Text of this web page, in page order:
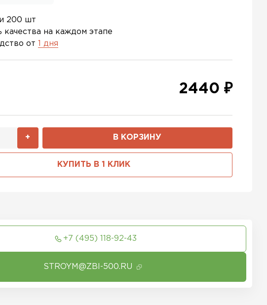
200 шт
качества на каждом этапе
от
1 дня
2440 ₽
+ В КОРЗИНУ
КУПИТЬ В 1 КЛИК
+7 (495) 118-92-43
STROYM@ZBI-500.RU